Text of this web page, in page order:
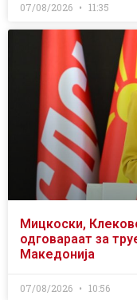
07/08/2026 11:35
Мицкоски,
одговараат за
Македонија
07/08/2026 10:56